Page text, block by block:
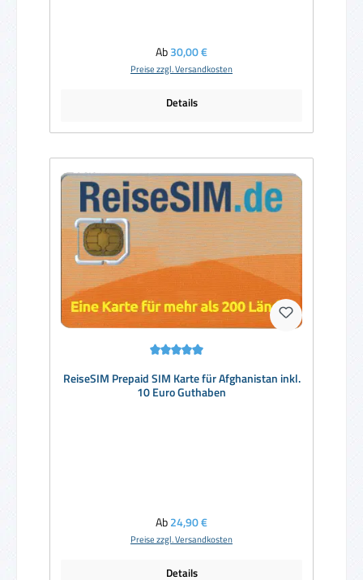
Regulärer Preis:
Ab30,00 €
Preise zzgl. Versandkosten
Details
ReiseSIM Prepaid SIM Karte für Afghanistan inkl.
10 Euro Guthaben
Regulärer Preis:
Ab24,90 €
Preise zzgl. Versandkosten
Details